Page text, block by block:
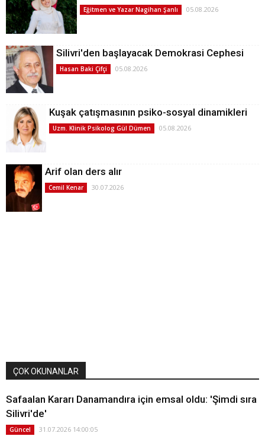
Eğitmen ve Yazar Nagihan Şanlı 05.08.2026
Silivri'den başlayacak Demokrasi Cephesi
Hasan Baki Çifçi 05.08.2026
Kuşak çatışmasının psiko-sosyal dinamikleri
Uzm. Klinik Psikolog Gül Dümen 05.08.2026
Arif olan ders alır
Cemil Kenar 30.07.2026
ÇOK OKUNANLAR
Safaalan Kararı Danamandıra için emsal oldu: 'Şimdi sıra
Silivri'de'
Güncel 31.07.2026 14:00:05